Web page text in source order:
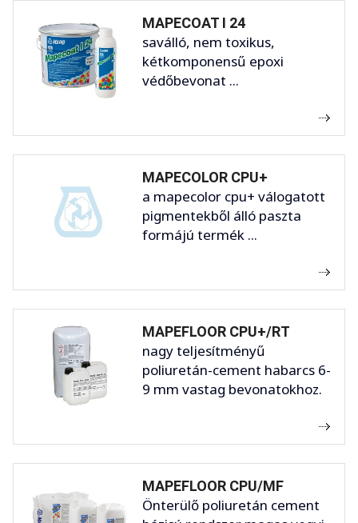
MAPECOAT I 24
saválló, nem toxikus,
kétkomponensű epoxi
védőbevonat ...
MAPECOLOR CPU+
a mapecolor cpu+ válogatott
pigmentekből álló paszta
formájú termék ...
MAPEFLOOR CPU+/RT
nagy teljesítményű
poliuretán-cement habarcs 6-
9 mm vastag bevonatokhoz.
MAPEFLOOR CPU/MF
Önterülő poliuretán cement